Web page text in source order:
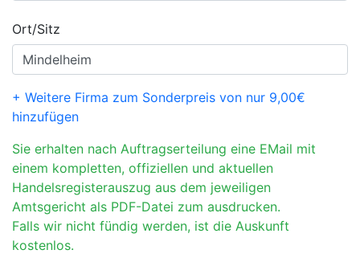
Ort/Sitz
+ Weitere Firma zum Sonderpreis von nur 9,00€
hinzufügen
Sie erhalten nach Auftragserteilung eine EMail mit
einem kompletten, offiziellen und aktuellen
Handelsregisterauszug aus dem jeweiligen
Amtsgericht als PDF-Datei zum ausdrucken.
Falls wir nicht fündig werden, ist die Auskunft
kostenlos.